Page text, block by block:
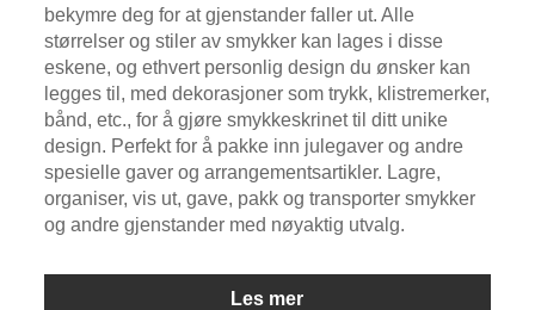
bekymre deg for at gjenstander faller ut. Alle
størrelser og stiler av smykker kan lages i disse
eskene, og ethvert personlig design du ønsker kan
legges til, med dekorasjoner som trykk, klistremerker,
bånd, etc., for å gjøre smykkeskrinet til ditt unike
design. Perfekt for å pakke inn julegaver og andre
spesielle gaver og arrangementsartikler. Lagre,
organiser, vis ut, gave, pakk og transporter smykker
og andre gjenstander med nøyaktig utvalg.
Les mer